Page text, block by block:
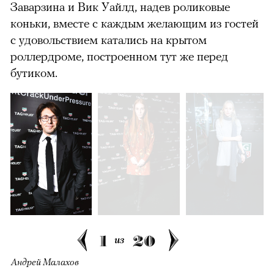
Заварзина и Вик Уайлд, надев роликовые
коньки, вместе с каждым желающим из гостей
с удовольствием катались на крытом
роллердроме, построенном тут же перед
бутиком.
1 из 20
Андрей Малахов